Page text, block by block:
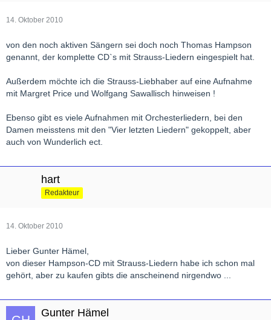
14. Oktober 2010
von den noch aktiven Sängern sei doch noch Thomas Hampson
genannt, der komplette CD`s mit Strauss-Liedern eingespielt hat.
Außerdem möchte ich die Strauss-Liebhaber auf eine Aufnahme
mit Margret Price und Wolfgang Sawallisch hinweisen !
Ebenso gibt es viele Aufnahmen mit Orchesterliedern, bei den
Damen meisstens mit den "Vier letzten Liedern" gekoppelt, aber
auch von Wunderlich ect.
hart
Redakteur
14. Oktober 2010
Lieber Gunter Hämel,
von dieser Hampson-CD mit Strauss-Liedern habe ich schon mal
gehört, aber zu kaufen gibts die anscheinend nirgendwo ...
Gunter Hämel